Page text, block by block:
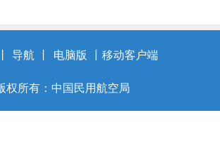
丨 导航 丨 电脑版 丨 移动客户端
权所有：中国民用航空局